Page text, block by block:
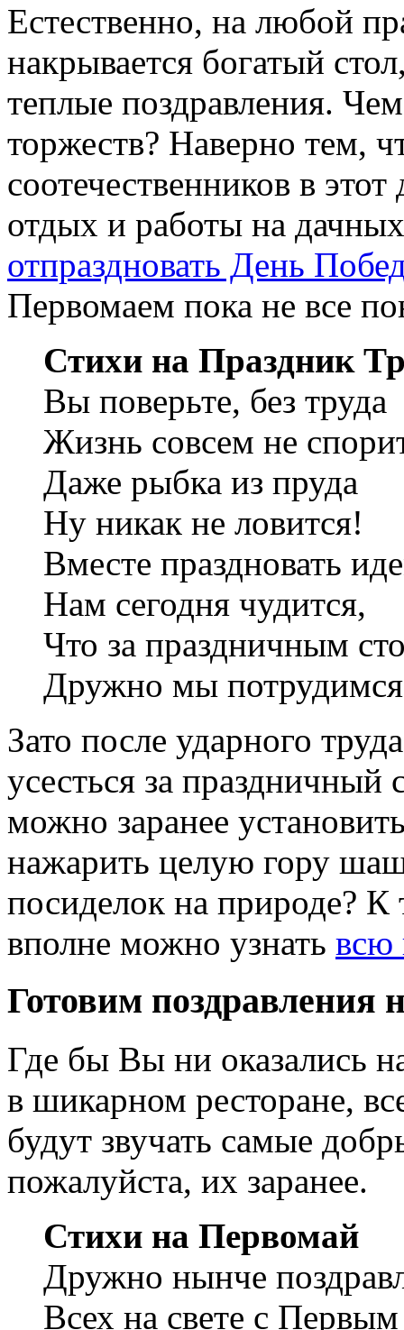
Естественно, на любой
накрывается богатый
теплые поздравления.
торжеств? Наверно тем,
соотечественников в
отдых и работы на
отпраздновать День
Первомаем пока не все
Стихи на Праздник
Вы поверьте, без труда
Жизнь совсем не
Даже рыбка из пруда
Ну никак не ловится!
Вместе праздновать
Нам сегодня чудится,
Что за праздничным
Дружно мы
Зато после ударного
усесться за
можно заранее
нажарить целую гору
посиделок на природе?
вполне можно узнать всю
Готовим поздравления
Где бы Вы ни оказались
в шикарном ресторане,
будут звучать самые
пожалуйста, их заранее.
Стихи на Первомай
Дружно нынче
Всех на свете с